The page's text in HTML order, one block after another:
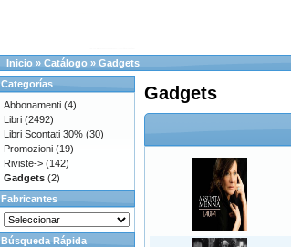
Inicio » Catálogo » Gadgets
Gadgets
Categorías
Abbonamenti (4)
Libri (2492)
Libri Scontati 30% (30)
Promozioni (19)
Riviste-> (142)
Gadgets (2)
Fabricantes
Búsqueda Rápida